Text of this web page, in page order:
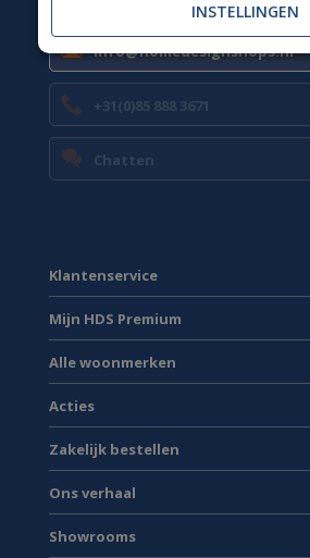
info@homedesignshops.nl
+31(0)85 888 3671
Chatten
Klantenservice
Mijn HDS Premium
Alle woonmerken
Acties
Zakelijk bestellen
Ons verhaal
Showrooms
INSTELLINGEN